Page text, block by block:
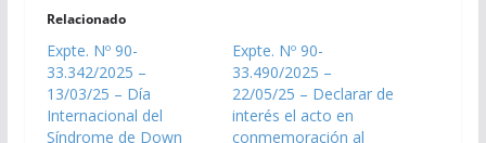
Relacionado
Expte. Nº 90-
33.342/2025 –
13/03/25 – Día
Internacional del
Síndrome de Down
Expte. Nº 90-
33.490/2025 –
22/05/25 – Declarar de
interés el acto en
conmemoración al